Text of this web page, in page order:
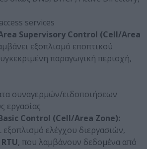
services
Supervisory Control (Cell/Area
εξοπλισμό εποπτικού
παραγωγική περιοχή,
συναγερμών/ειδοποιήσεων
εργασίας
Control (Cell/Area Zone):
εξοπλισμό ελέγχου διεργασιών,
RTU, που λαμβάνουν δεδομένα από